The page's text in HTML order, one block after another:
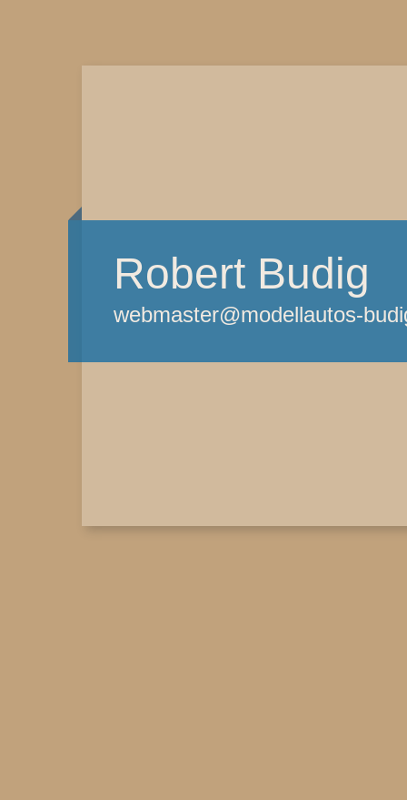
Robert Budig
webmaster@modellautos-